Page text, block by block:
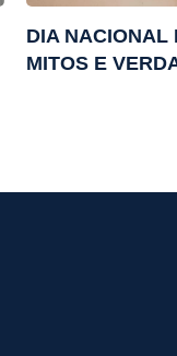
DIA NACIONAL
MITOS E